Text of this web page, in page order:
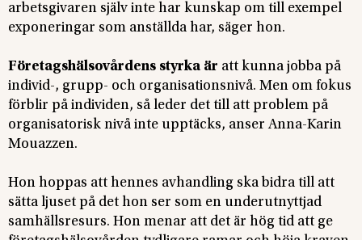
arbetsgivaren själv inte har kunskap om till exempel
exponeringar som anställda har, säger hon.
Företagshälsovårdens styrka är att kunna jobba på
individ-, grupp- och organisationsnivå. Men om fokus
förblir på individen, så leder det till att problem på
organisatorisk nivå inte upptäcks, anser Anna-Karin
Mouazzen.
Hon hoppas att hennes avhandling ska bidra till att
sätta ljuset på det hon ser som en underutnyttjad
samhällsresurs. Hon menar att det är hög tid att ge